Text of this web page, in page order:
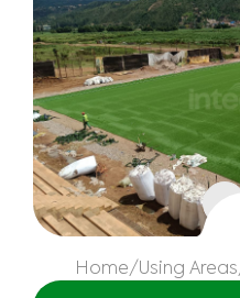
Home/Using Areas